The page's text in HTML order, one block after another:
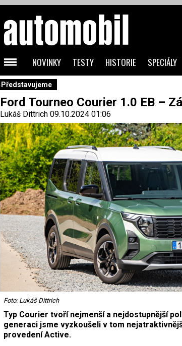
Představujeme
Ford Tourneo Courier 1.0 EB –
Lukáš Dittrich09.10.2024 01:06
Foto: Lukáš Dittrich
Typ Courier tvoří nejmenší a nejdostupnější
generaci jsme vyzkoušeli v tom
provedení Active.
NOVINKY TESTY HISTORIE SPECIÁLY